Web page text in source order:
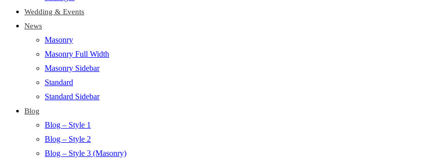
Wedding & Events
News
Masonry
Masonry Full Width
Masonry Sidebar
Standard
Standard Sidebar
Blog
Blog – Style 1
Blog – Style 2
Blog – Style 3 (Masonry)